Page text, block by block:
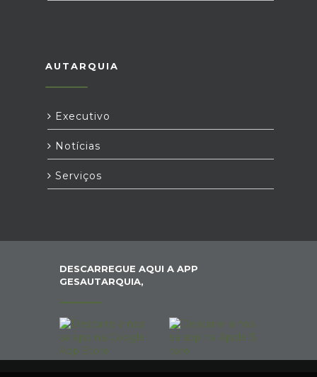
AUTARQUIA
Executivo
Notícias
Serviços
DESCARREGUE AQUI A APP
GESAUTARQUIA,